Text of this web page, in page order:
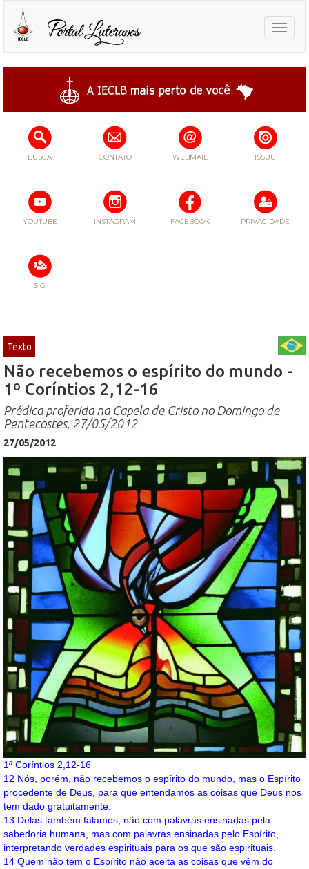
Toggle
BUSCA CONTATO WEBMAIL ISSUU
YOUTUBE INSTAGRAM FACEBOOK PRIVACIDADE
SIG
Texto
Não recebemos o espírito do mundo -
1º Coríntios 2,12-16
Prédica proferida na Capela de Cristo no Domingo de
Pentecostes, 27/05/2012
27/05/2012
1ª Coríntios 2,12-16
12 Nós, porém, não recebemos o espírito do mundo, mas o Espírito
procedente de Deus, para que entendamos as coisas que Deus nos
tem dado gratuitamente.
13 Delas também falamos, não com palavras ensinadas pela
sabedoria humana, mas com palavras ensinadas pelo Espírito,
interpretando verdades espirituais para os que são espirituais.
14 Quem não tem o Espírito não aceita as coisas que vêm do